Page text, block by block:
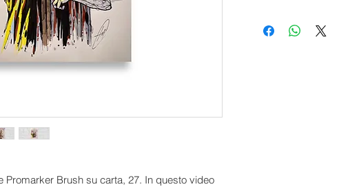
Promarker Brush su carta, 27. In questo video